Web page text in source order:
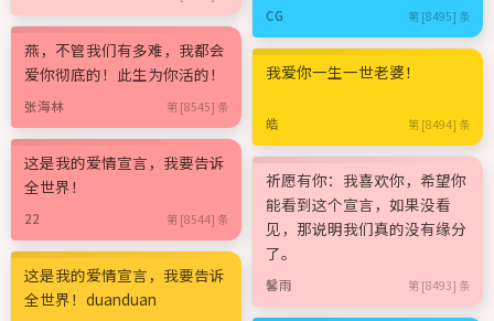
燕，不管我们有多难，我都会
爱你彻底的！此生为你活的！
张海林 第 [8545] 条
这是我的爱情宣言，我要告诉
全世界！
22 第 [8544] 条
这是我的爱情宣言，我要告诉
全世界！duanduan
CG 第 [8495] 条
我爱你一生一世老婆！
皓 第 [8494] 条
祈愿有你：我喜欢你，希望你
能看到这个宣言，如果没看
见，那说明我们真的没有缘分
了。
馨雨 第 [8493] 条